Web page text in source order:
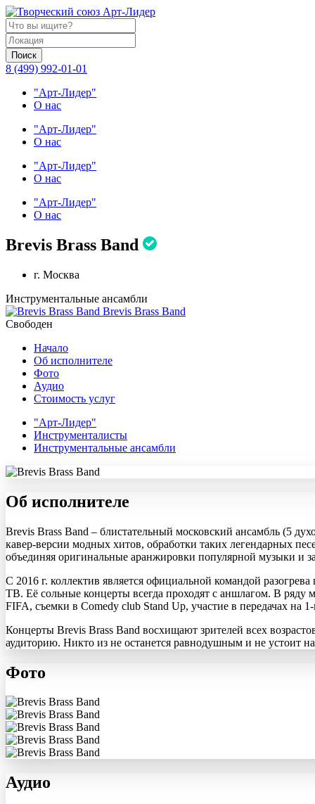
Поиск
8 (499) 992-01-01
"Арт-Лидер"
О нас
"Арт-Лидер"
О нас
"Арт-Лидер"
О нас
"Арт-Лидер"
О нас
Brevis Brass Band
г. Москва
Инструментальные ансамбли
Brevis Brass Band
Свободен
Начало
Об исполнителе
Фото
Аудио
Стоимость услуг
"Арт-Лидер"
Инструменталисты
Инструментальные ансамбли
Об исполнителе
Brevis Brass Band – блистательный московский ансамбль (5
кавер-версии модных хитов, обработки таких легендарных
объединяя оригинальные аранжировки популярной музыки и
С 2016 г. коллектив является официальной командой
ТВ. Её сольные концерты всегда проходят с аншлагом. В ряду
FIFA, съемки в Comedy club Stand Up, участие в передачах на
Концерты Brevis Brass Band восхищают зрителей всех
аудиторию. Никто из не останется равнодушным и не устоит
Фото
Аудио